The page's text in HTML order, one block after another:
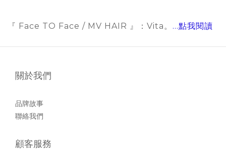
『 Face TO Face / MV HAIR 』：Vita。 ...點我閱讀
關於我們
品牌故事
聯絡我們
顧客服務